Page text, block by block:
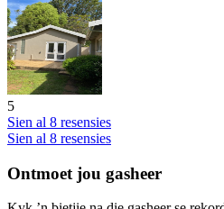
5
Sien al 8 resensies
Sien al 8 resensies
Ontmoet jou gasheer